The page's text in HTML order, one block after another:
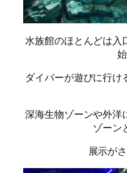
水族館のほとんどは入
ダイバーが遊びに行
深海生物ゾーンや外洋
ゾーン
展示が